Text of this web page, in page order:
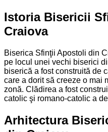
Istoria Bisericii
Craiova
Biserica Sfinţii Apostoli din
pe locul unei vechi biserici
biserică a fost construită de
care a dorit să creeze o mai
zonă. Clădirea a fost
catolic şi romano-catolic a
Arhitectura